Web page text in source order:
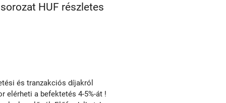
HUF részletes
és tranzakciós díjakról
elérheti a befektetés 4-5%-át !